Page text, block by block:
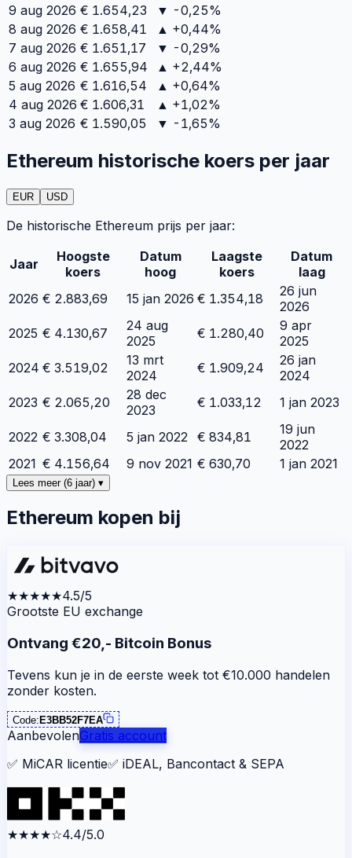
9 aug 2026 € 1.654,23
▼ -0,25%
8 aug 2026 € 1.658,41
▲ +0,44%
7 aug 2026 € 1.651,17
▼ -0,29%
6 aug 2026 € 1.655,94
▲ +2,44%
5 aug 2026 € 1.616,54
▲ +0,64%
4 aug 2026 € 1.606,31
▲ +1,02%
3 aug 2026 € 1.590,05 ▼ -1,65%
Ethereum historische koers per jaar
EUR USD
De historische Ethereum prijs per jaar:
Jaar
Hoogste
koers
Datum
hoog
Laagste
koers
Datum
laag
2026 € 2.883,69 15 jan 2026 € 1.354,18
26 jun
2026
2025 € 4.130,67
24 aug
2025
€ 1.280,40
9 apr
2025
2024 € 3.519,02
13 mrt
2024
€ 1.909,24
26 jan
2024
2023 € 2.065,20
28 dec
2023
€ 1.033,12 1 jan 2023
2022 € 3.308,04 5 jan 2022 € 834,81
19 jun
2022
2021 € 4.156,64 9 nov 2021 € 630,70 1 jan 2021
Lees meer (6 jaar) ▾
Ethereum kopen bij
★★★★★4.5/5
Grootste EU exchange
Ontvang €20,- Bitcoin Bonus
Tevens kun je in de eerste week tot €10.000 handelen
zonder kosten.
Code: E3BB52F7EA
AanbevolenGratis account
✅ MiCAR licentie✅ iDEAL, Bancontact & SEPA
★★★★☆4.4/5.0